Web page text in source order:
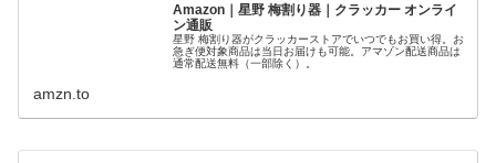
Amazon｜星野 梅割り器｜クラッカー オンライ
ン通販
星野 梅割り器がクラッカーストアでいつでもお買い得。お
急ぎ便対象商品は当日お届けも可能。アマゾン配送商品は
通常配送無料（一部除く）。
amzn.to